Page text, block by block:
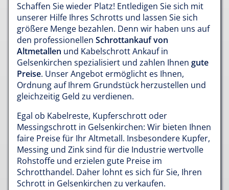
Schaffen Sie wieder Platz! Entledigen Sie sich mit
unserer Hilfe Ihres Schrotts und lassen Sie sich
größere Menge bezahlen. Denn wir haben uns auf
den professionellen Schrottankauf von
Altmetallen und Kabelschrott Ankauf in
Gelsenkirchen spezialisiert und zahlen Ihnen gute
Preise. Unser Angebot ermöglicht es Ihnen,
Ordnung auf Ihrem Grundstück herzustellen und
gleichzeitig Geld zu verdienen.
Egal ob Kabelreste, Kupferschrott oder
Messingschrott in Gelsenkirchen: Wir bieten Ihnen
faire Preise für Ihr Altmetall. Insbesondere Kupfer,
Messing und Zink sind für die Industrie wertvolle
Rohstoffe und erzielen gute Preise im
Schrotthandel. Daher lohnt es sich für Sie, Ihren
Schrott in Gelsenkirchen zu verkaufen.